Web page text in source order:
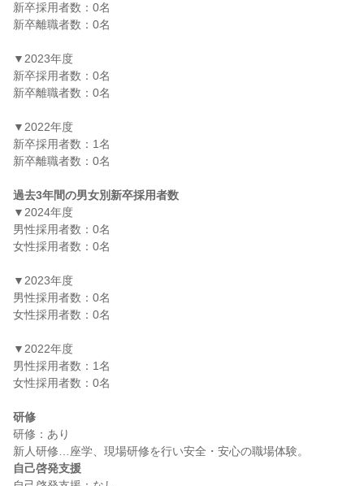
新卒採用者数：0名
新卒離職者数：0名
▼2023年度
新卒採用者数：0名
新卒離職者数：0名
▼2022年度
新卒採用者数：1名
新卒離職者数：0名
過去3年間の男女別新卒採用者数
▼2024年度
男性採用者数：0名
女性採用者数：0名
▼2023年度
男性採用者数：0名
女性採用者数：0名
▼2022年度
男性採用者数：1名
女性採用者数：0名
研修
研修：あり
自己啓発支援